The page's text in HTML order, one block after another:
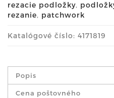
rezacie podložky,
rezanie, patchwork
Katalógové číslo: 4171819
Popis
Cena poštovného